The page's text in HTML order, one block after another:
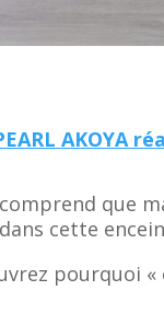
AKOYA
que
cette
pourquoi «